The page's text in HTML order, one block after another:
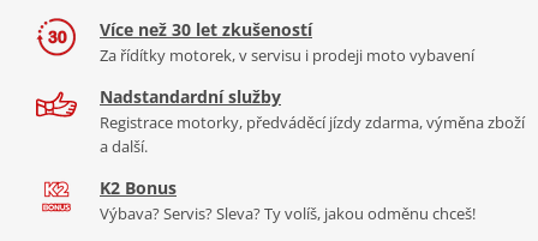
Více než 30 let zkušeností
Za řídítky motorek, v servisu i prodeji moto vybavení
Nadstandardní služby
Registrace motorky, předváděcí jízdy zdarma, výměna zboží
a další.
K2 Bonus
Výbava? Servis? Sleva? Ty volíš, jakou odměnu chceš!